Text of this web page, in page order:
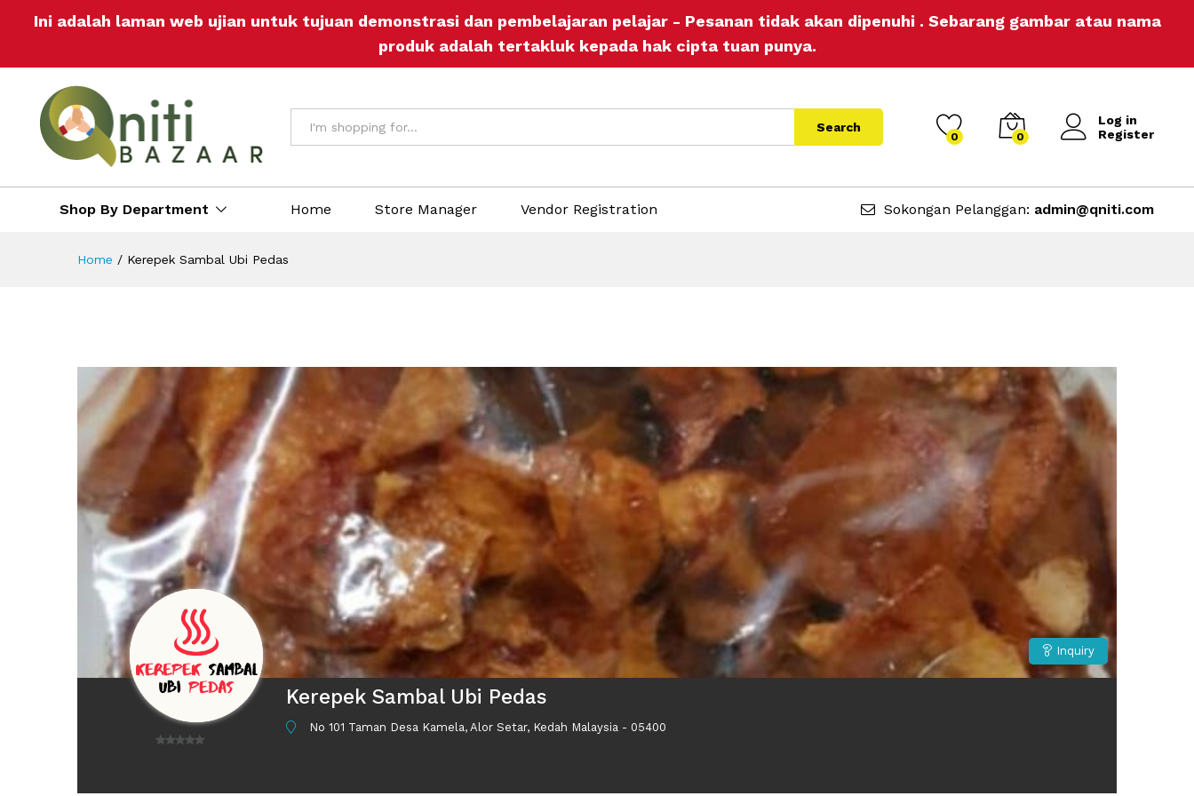
Ini adalah laman web ujian untuk tujuan demonstrasi dan pembelajaran pelajar - Pesanan tidak akan dipenuhi . Sebarang gambar atau nama
produk adalah tertakluk kepada hak cipta tuan punya.
Search
0 0
Log in
Register
Shop By Department Home Store Manager Vendor Registration Sokongan Pelanggan: admin@qniti.com
Home / Kerepek Sambal Ubi Pedas
Kerepek Sambal Ubi Pedas
No 101 Taman Desa Kamela, Alor Setar, Kedah Malaysia - 05400
Inquiry